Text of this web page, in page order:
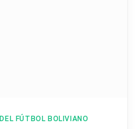
FÚTBOL BOLIVIANO